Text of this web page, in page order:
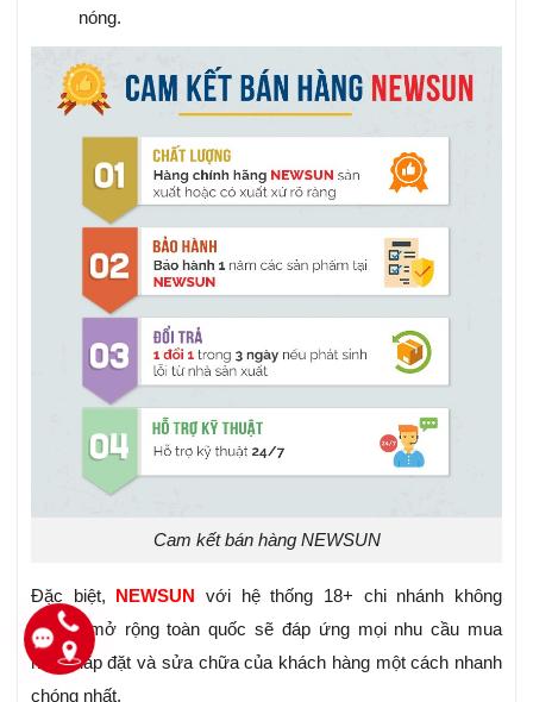
nóng.
Cam kết bán hàng NEWSUN
Đặc biệt, NEWSUN với hệ thống 18+ chi nhánh không
ngừng mở rộng toàn quốc sẽ đáp ứng mọi nhu cầu mua
hàng, lắp đặt và sửa chữa của khách hàng một cách nhanh
chóng nhất.